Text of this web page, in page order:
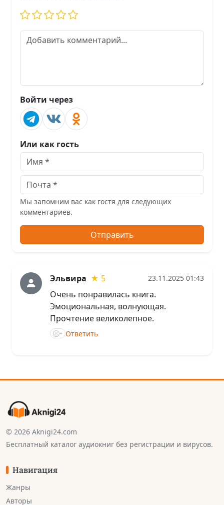
Войти через
Или как гость
Мы запомним вас как гостя для следующих
комментариев.
Отправить
Эльвира ★ 5 23.11.2025 01:43
Очень понравилась книга.
Эмоциональная, волнующая.
Прочтение великолепное.
+ Ответить
© 2026 Aknigi24.com
Бесплатный каталог аудиокниг без регистрации и вирусов.
Навигация
Жанры
Авторы